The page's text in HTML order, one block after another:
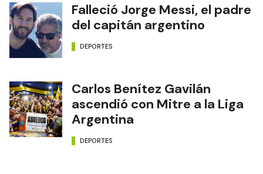
Falleció Jorge Messi, el padre
del capitán argentino
DEPORTES
Carlos Benítez Gavilán
ascendió con Mitre a la Liga
Argentina
DEPORTES